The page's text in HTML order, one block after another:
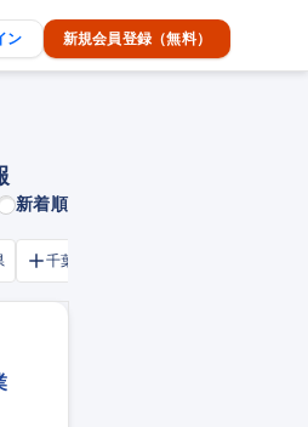
ン 新規会員登録（無料）
新着順
千葉市